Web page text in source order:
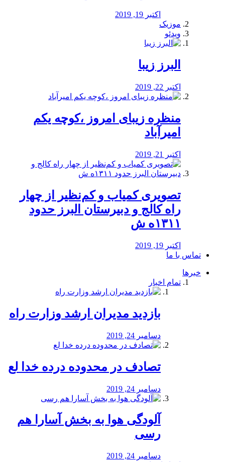
اکتبر 19, 2019
موزیک
ویدئو
البرز زیبا
اکتبر 22, 2019
منظره‌‌ زیبای امروز ،کوچه یکم
امیرآباد
اکتبر 21, 2019
️تصویری کمیاب و کم‌نظیر از چهار
راه كالج و دبيرستان البرز حدود
۱۳۱۱ه ش
اکتبر 19, 2019
تماس با ما
خبرها
تمام اخبار
بازدید مدیران ارشد وزارت راه
دسامبر 24, 2019
تصادف در محدوده درده خدا لع
دسامبر 24, 2019
آلودگی هوا به بخش آسارا هم
رسی
دسامبر 24, 2019